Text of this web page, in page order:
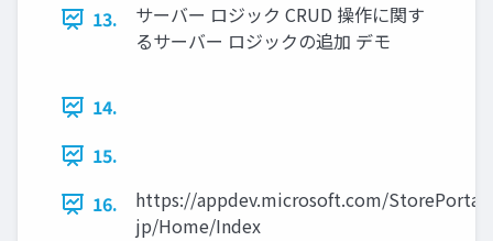
13.
サーバー ロジック CRUD 操作に関す
るサーバー ロジックの追加 デモ
14.
15.
16.
https://appdev.microsoft.com/
jp/Home/Index